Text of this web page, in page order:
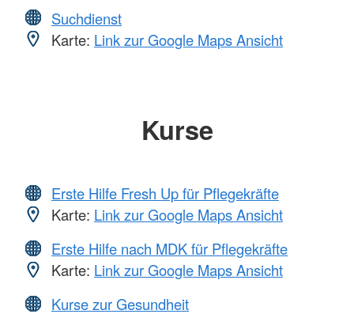
Suchdienst
Karte: Link zur Google Maps Ansicht
Kurse
Erste Hilfe Fresh Up für Pflegekräfte
Karte: Link zur Google Maps Ansicht
Erste Hilfe nach MDK für Pflegekräfte
Karte: Link zur Google Maps Ansicht
Kurse zur Gesundheit